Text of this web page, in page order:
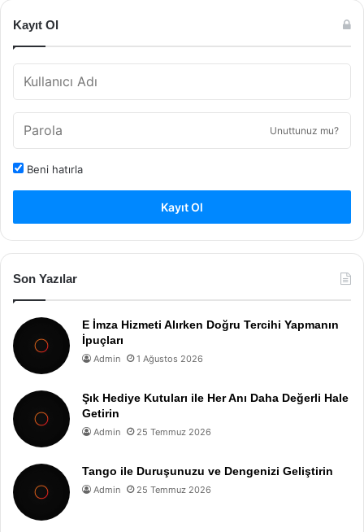
Kayıt Ol
Unuttunuz mu?
Beni hatırla
Kayıt Ol
Son Yazılar
E İmza Hizmeti Alırken Doğru Tercihi Yapmanın
İpuçları
Admin 1 Ağustos 2026
Şık Hediye Kutuları ile Her Anı Daha Değerli Hale
Getirin
Admin 25 Temmuz 2026
Tango ile Duruşunuzu ve Dengenizi Geliştirin
Admin 25 Temmuz 2026